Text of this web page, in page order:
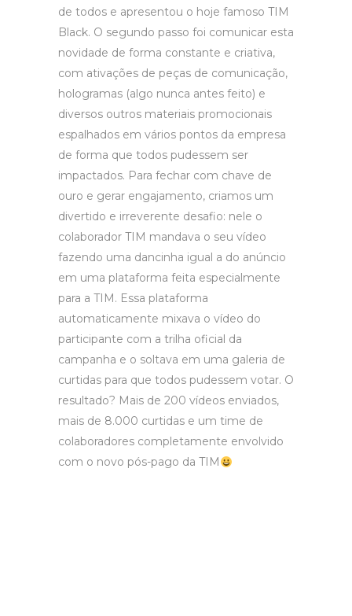
de todos e apresentou o hoje famoso TIM
Black. O segundo passo foi comunicar esta
novidade de forma constante e criativa,
com ativações de peças de comunicação,
hologramas (algo nunca antes feito) e
diversos outros materiais promocionais
espalhados em vários pontos da empresa
de forma que todos pudessem ser
impactados. Para fechar com chave de
ouro e gerar engajamento, criamos um
divertido e irreverente desafio: nele o
colaborador TIM mandava o seu vídeo
fazendo uma dancinha igual a do anúncio
em uma plataforma feita especialmente
para a TIM. Essa plataforma
automaticamente mixava o vídeo do
participante com a trilha oficial da
campanha e o soltava em uma galeria de
curtidas para que todos pudessem votar. O
resultado? Mais de 200 vídeos enviados,
mais de 8.000 curtidas e um time de
colaboradores completamente envolvido
com o novo pós-pago da TIM